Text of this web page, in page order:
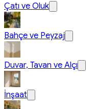
Çatı ve Oluk
Bahçe ve Peyzaj
Duvar, Tavan ve Alçı
İnşaat